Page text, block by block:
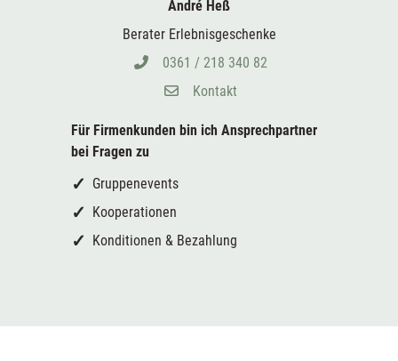
André Heß
Berater Erlebnisgeschenke
0361 / 218 340 82
Kontakt
Für Firmenkunden bin ich Ansprechpartner
bei Fragen zu
Gruppenevents
Kooperationen
Konditionen & Bezahlung